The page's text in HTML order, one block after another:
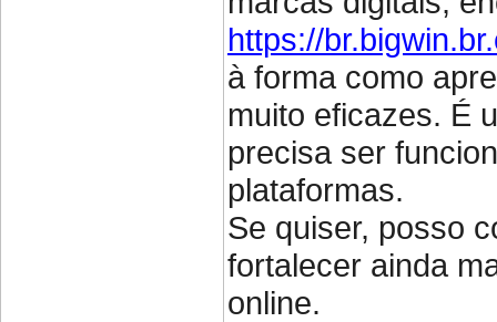
https://
à forma como
muito eficazes. É
precisa ser
plataformas.
Se quiser, posso
fortalecer ainda
online.